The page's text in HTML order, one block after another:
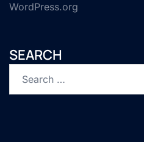
WordPress.org
SEARCH